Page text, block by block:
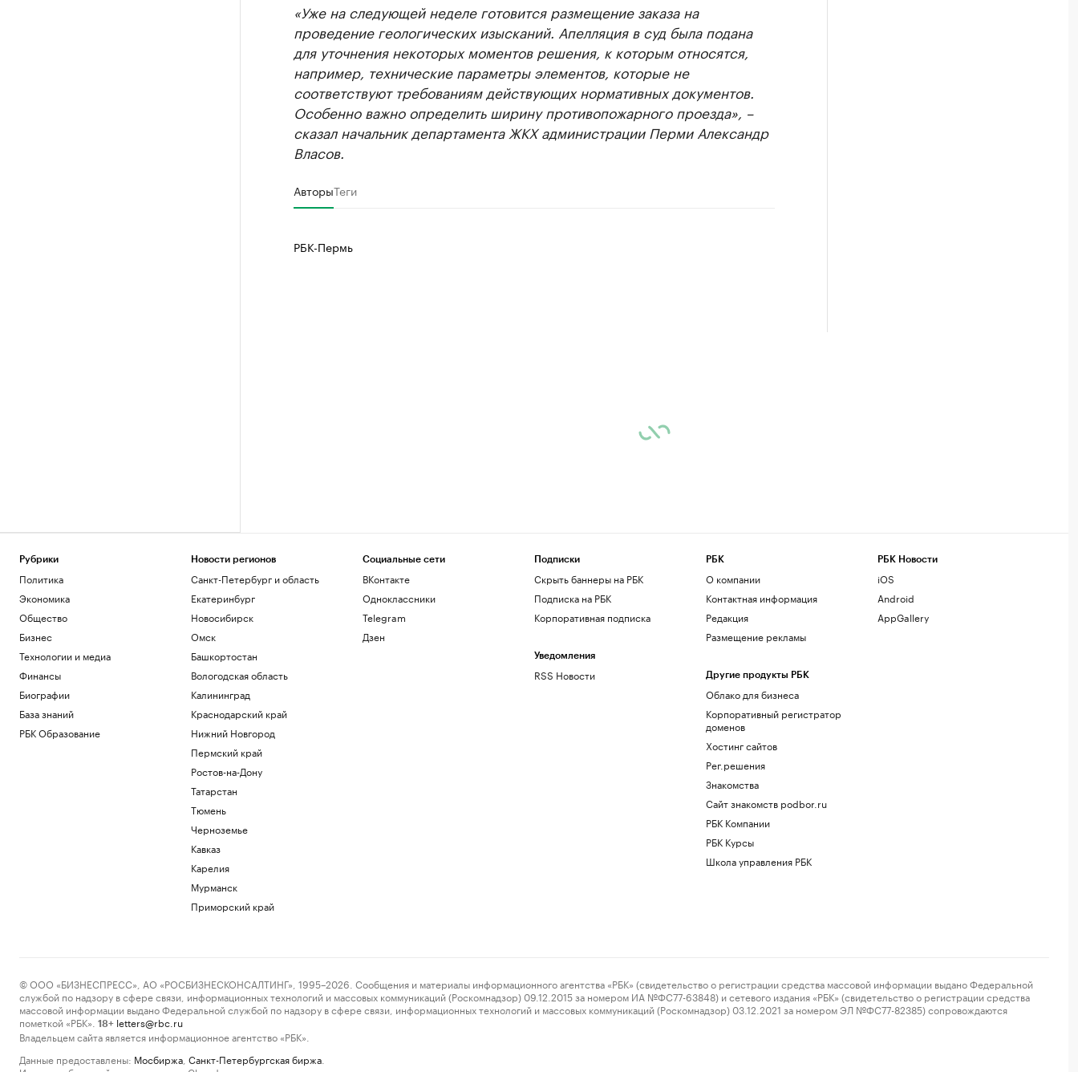
«Уже на следующей неделе готовится размещение заказа на
проведение геологических изысканий. Апелляция в суд была подана
для уточнения некоторых моментов решения, к которым относятся,
например, технические параметры элементов, которые не
соответствуют требованиям действующих нормативных документов.
Особенно важно определить ширину противопожарного проезда», –
сказал начальник департамента ЖКХ администрации Перми Александр
Власов.
АвторыТеги
РБК-Пермь
Рубрики
Политика
Экономика
Общество
Бизнес
Технологии и медиа
Финансы
Биографии
База знаний
РБК Образование
Новости регионов
Санкт-Петербург и область
Екатеринбург
Новосибирск
Омск
Башкортостан
Вологодская область
Калининград
Краснодарский край
Нижний Новгород
Пермский край
Ростов-на-Дону
Татарстан
Тюмень
Черноземье
Кавказ
Карелия
Мурманск
Приморский край
Социальные сети
ВКонтакте
Одноклассники
Telegram
Дзен
Подписки
Скрыть баннеры на РБК
Подписка на РБК
Корпоративная подписка
Уведомления
RSS Новости
РБК
О компании
Контактная информация
Редакция
Размещение рекламы
Другие продукты РБК
Облако для бизнеса
Корпоративный регистратор
доменов
Хостинг сайтов
Рег.решения
Знакомства
Сайт знакомств podbor.ru
РБК Компании
РБК Курсы
Школа управления РБК
РБК Новости
iOS
Android
AppGallery
© ООО «БИЗНЕСПРЕСС», АО «РОСБИЗНЕСКОНСАЛТИНГ», 1995–2026. Сообщения и материалы информационного агентства «РБК» (свидетельство о регистрации средства массовой информации выдано Федеральной
службой по надзору в сфере связи, информационных технологий и массовых коммуникаций (Роскомнадзор) 09.12.2015 за номером ИА №ФС77-63848) и сетевого издания «РБК» (свидетельство о регистрации средства
массовой информации выдано Федеральной службой по надзору в сфере связи, информационных технологий и массовых коммуникаций (Роскомнадзор) 03.12.2021 за номером ЭЛ №ФС77-82385) сопровождаются
пометкой «РБК».
18+ letters@rbc.ru
Владельцем сайта является информационное агентство «РБК».
Данные предоставлены: Мосбиржа Санкт-Петербургская биржа